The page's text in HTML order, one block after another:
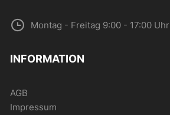
Montag - Freitag 9:00 - 17:00 Uhr
INFORMATION
AGB
Impressum